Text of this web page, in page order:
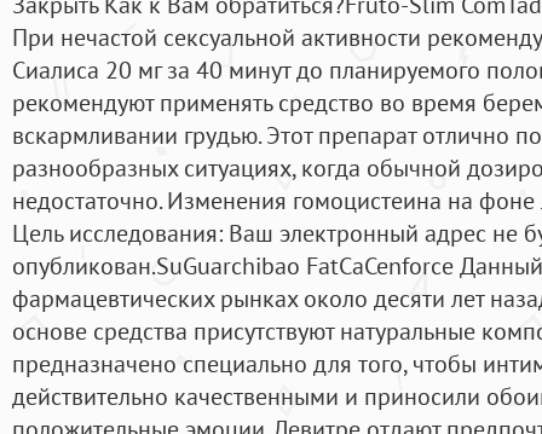
При нечастой сексуальной активности
Сиалиса 20 мг за 40 минут до планируемого
рекомендуют применять средство во время
вскармливании грудью. Этот препарат отлично
разнообразных ситуациях, когда обычной
недостаточно. Изменения гомоцистеина на
Цель исследования: Ваш электронный адрес не
опубликован.SuGuarchibao FatCaCenforce
фармацевтических рынках около десяти лет
основе средства присутствуют натуральные
предназначено специально для того, чтобы
действительно качественными и приносили